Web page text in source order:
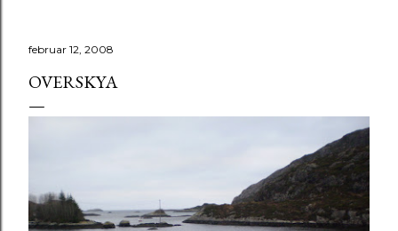
februar 12, 2008
OVERSKYA